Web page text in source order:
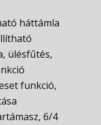
háttámla
ülésfűtés,
funkció,
6/4